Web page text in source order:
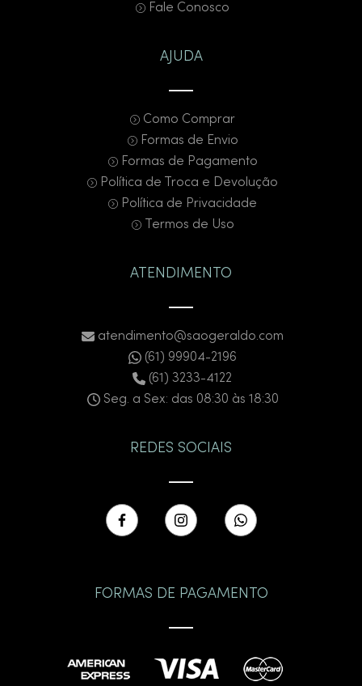
Fale Conosco
AJUDA
Como Comprar
Formas de Envio
Formas de Pagamento
Política de Troca e Devolução
Política de Privacidade
Termos de Uso
ATENDIMENTO
atendimento@saogeraldo.com
(61) 99904-2196
(61) 3233-4122
Seg. a Sex: das 08:30 às 18:30
REDES SOCIAIS
FORMAS DE PAGAMENTO